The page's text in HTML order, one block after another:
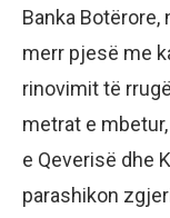
Banka
merr pjesë me
rinovimit të
metrat e
e Qeverisë dhe
parashikon